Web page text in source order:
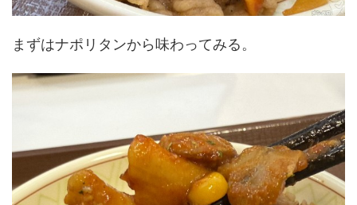
まずはナポリタンから味わってみる。